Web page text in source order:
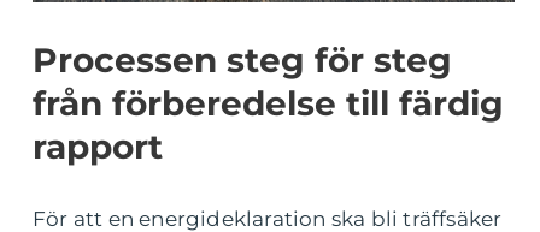
Processen steg för steg
från förberedelse till färdig
rapport
För att en energideklaration ska bli träffsäker